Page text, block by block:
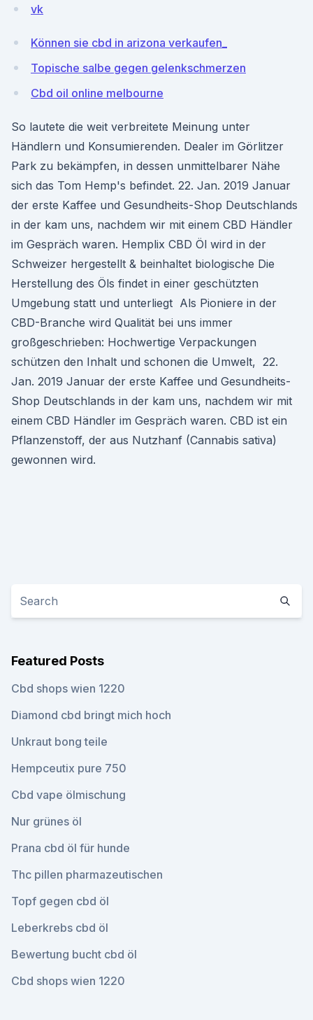
vk
Können sie cbd in arizona verkaufen_
Topische salbe gegen gelenkschmerzen
Cbd oil online melbourne
So lautete die weit verbreitete Meinung unter
Händlern und Konsumierenden. Dealer im Görlitzer
Park zu bekämpfen, in dessen unmittelbarer Nähe
sich das Tom Hemp's befindet. 22. Jan. 2019 Januar
der erste Kaffee und Gesundheits-Shop Deutschlands
in der kam uns, nachdem wir mit einem CBD Händler
im Gespräch waren. Hemplix CBD Öl wird in der
Schweizer hergestellt & beinhaltet biologische Die
Herstellung des Öls findet in einer geschützten
Umgebung statt und unterliegt Als Pioniere in der
CBD-Branche wird Qualität bei uns immer
großgeschrieben: Hochwertige Verpackungen
schützen den Inhalt und schonen die Umwelt, 22.
Jan. 2019 Januar der erste Kaffee und Gesundheits-
Shop Deutschlands in der kam uns, nachdem wir mit
einem CBD Händler im Gespräch waren. CBD ist ein
Pflanzenstoff, der aus Nutzhanf (Cannabis sativa)
gewonnen wird.
Featured Posts
Cbd shops wien 1220
Diamond cbd bringt mich hoch
Unkraut bong teile
Hempceutix pure 750
Cbd vape ölmischung
Nur grünes öl
Prana cbd öl für hunde
Thc pillen pharmazeutischen
Topf gegen cbd öl
Leberkrebs cbd öl
Bewertung bucht cbd öl
Cbd shops wien 1220